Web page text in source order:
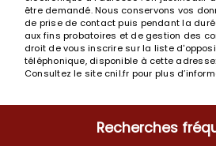
être demandé. Nous conservons vos
de prise de contact puis pendant la
aux fins probatoires et de gestion des
droit de vous inscrire sur la liste
téléphonique, disponible à cette
Consultez le site cnil.fr pour plus
Recherches